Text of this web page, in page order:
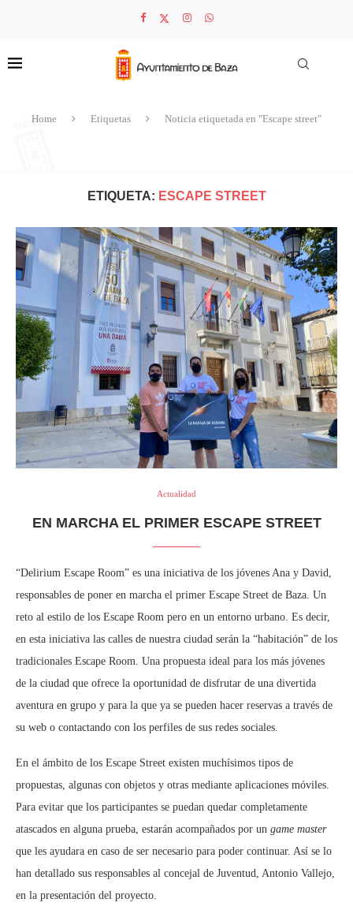
Home Etiquetas Noticia etiquetada en "Escape street"
ETIQUETA: ESCAPE STREET
Actualidad
EN MARCHA EL PRIMER ESCAPE STREET
“Delirium Escape Room” es una iniciativa de los jóvenes Ana y David,
responsables de poner en marcha el primer Escape Street de Baza. Un
reto al estilo de los Escape Room pero en un entorno urbano. Es decir,
en esta iniciativa las calles de nuestra ciudad serán la “habitación” de los
tradicionales Escape Room. Una propuesta ideal para los más jóvenes
de la ciudad que ofrece la oportunidad de disfrutar de una divertida
aventura en grupo y para la que ya se pueden hacer reservas a través de
su web o contactando con los perfiles de sus redes sociales.
En el ámbito de los Escape Street existen muchísimos tipos de
propuestas, algunas con objetos y otras mediante aplicaciones móviles.
Para evitar que los participantes se puedan quedar completamente
atascados en alguna prueba, estarán acompañados por un game master
que les ayudara en caso de ser necesario para poder continuar. Así se lo
han detallado sus responsables al concejal de Juventud, Antonio Vallejo,
en la presentación del proyecto.